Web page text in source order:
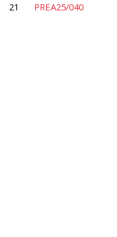
21
PREA25/040